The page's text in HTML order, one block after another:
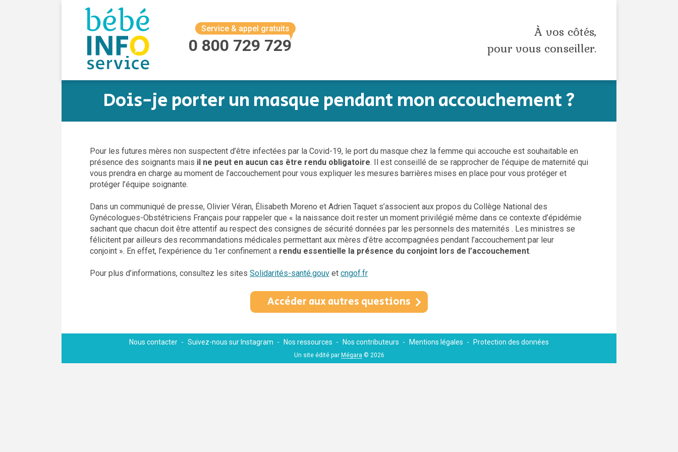
Service & appel gratuits
0 800 729 729
À vos côtés,
pour vous conseiller.
Dois-je porter un masque pendant mon accouchement ?
Pour les futures mères non suspectent d’être infectées par la Covid-19, le port du masque chez la femme qui accouche est souhaitable en
présence des soignants mais il ne peut en aucun cas être rendu obligatoire. Il est conseillé de se rapprocher de l’équipe de maternité qui
vous prendra en charge au moment de l’accouchement pour vous expliquer les mesures barrières mises en place pour vous protéger et
protéger l’équipe soignante.
Dans un communiqué de presse, Olivier Véran, Élisabeth Moreno et Adrien Taquet s’associent aux propos du Collège National des
Gynécologues-Obstétriciens Français pour rappeler que « la naissance doit rester un moment privilégié même dans ce contexte d’épidémie
sachant que chacun doit être attentif au respect des consignes de sécurité données par les personnels des maternités . Les ministres se
félicitent par ailleurs des recommandations médicales permettant aux mères d’être accompagnées pendant l’accouchement par leur
conjoint ». En effet, l’expérience du 1er confinement a rendu essentielle la présence du conjoint lors de l’accouchement.
Pour plus d’informations, consultez les sites Solidarités-santé.gouv et cngof.fr
Accéder aux autres questions
Nous contacter Suivez-nous sur Instagram Nos ressources Nos contributeurs Mentions légales Protection des données
Un site édité par Mégara © 2026